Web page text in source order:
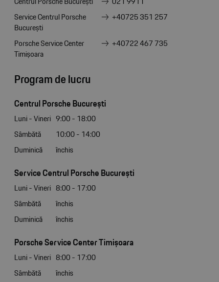
Service Centrul Porsche
București
+40725 351 257
Porsche Service Center
Timișoara
+40722 467 735
Program de lucru
Centrul Porsche București
Luni - Vineri 9:00 - 18:00
Sâmbătă
10:00 - 14:00
Duminică
închis
Service Centrul Porsche București
Luni - Vineri 8:00 - 17:00
Sâmbătă
închis
Duminică
închis
Porsche Service Center Timișoara
Luni - Vineri 8:00 - 17:00
Sâmbătă
închis